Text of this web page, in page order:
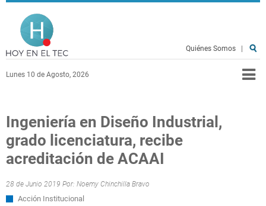
Pasar al contenido principal
Lunes 10 de Agosto, 2026
Quiénes Somos
Ingeniería en Diseño Industrial,
grado licenciatura, recibe
acreditación de ACAAI
28 de Junio 2019 Por: Noemy Chinchilla Bravo
Acción Institucional